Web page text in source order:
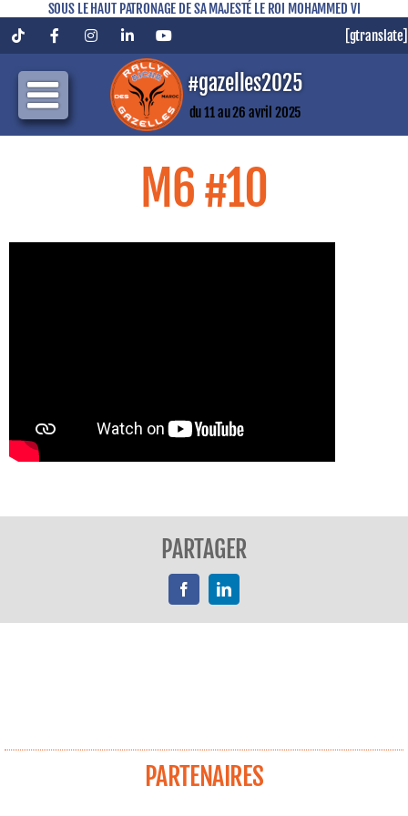
SOUS LE HAUT PATRONAGE DE SA MAJESTÉ LE ROI MOHAMMED VI
TiktokFacebookInstagramLinkedInYouTube [gtranslate]
#gazelles2025
du 11 au 26 avril 2025
M6 #10
PARTAGER
FacebookLinkedIn
PARTENAIRES